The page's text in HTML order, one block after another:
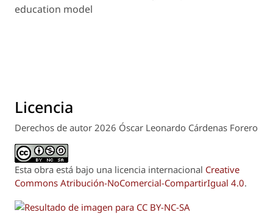
education model
Licencia
Derechos de autor 2026 Óscar Leonardo Cárdenas Forero
Esta obra está bajo una licencia internacional Creative
Commons Atribución-NoComercial-CompartirIgual 4.0.